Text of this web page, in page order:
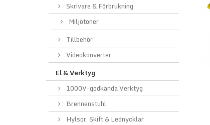
Skrivare & Förbrukning
Miljötoner
Tillbehör
Videokonverter
El & Verktyg
1000V-godkända Verktyg
Brennenstuhl
Hylsor, Skift & Lednycklar